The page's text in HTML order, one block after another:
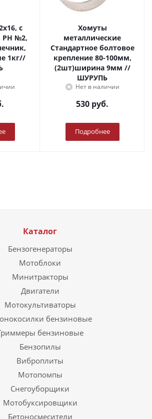
PH №2,
1кг//
Хомуты
металлические
Стандартное болтовое
крепление 80-100мм,
(2шт)ширина 9мм //
ШУРУПЬ
Нет в наличии
530 руб.
Подробнее
Каталог
Бензогенераторы
Мотоблоки
Минитракторы
Двигатели
Мотокультиваторы
бензиновые
бензиновые
Бензопилы
Виброплиты
Мотопомпы
Снегоуборщики
Мотобуксировщики
Бетоносмесители